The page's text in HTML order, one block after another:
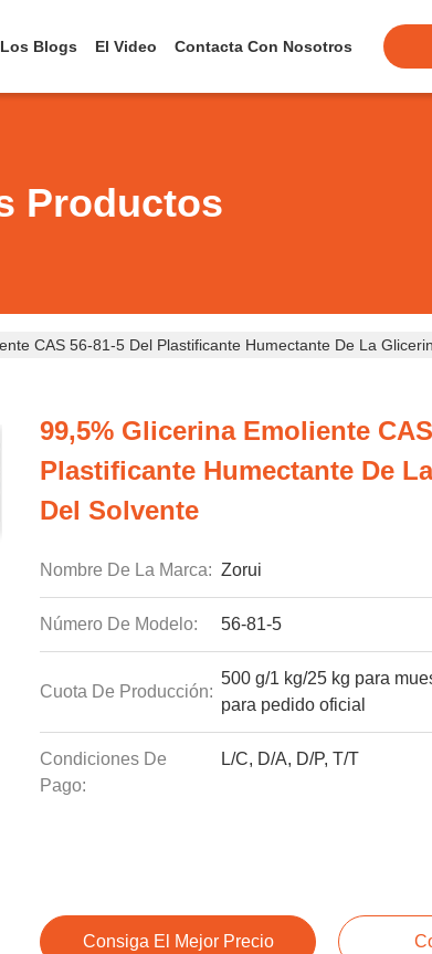
Los Blogs El Video Contacta Con Nosotros
Productos
CAS 56-81-5 Del Plastificante Humectante De La
99,5% Glicerina Emoliente
Plastificante Humectante De
Del Solvente
Nombre De La Marca: Zorui
Número De Modelo: 56-81-5
Cuota De Producción:
500 g/1 kg/25 kg para
para pedido oficial
Condiciones De
Pago:
L/C, D/A, D/P, T/T
Consiga El Mejor Precio